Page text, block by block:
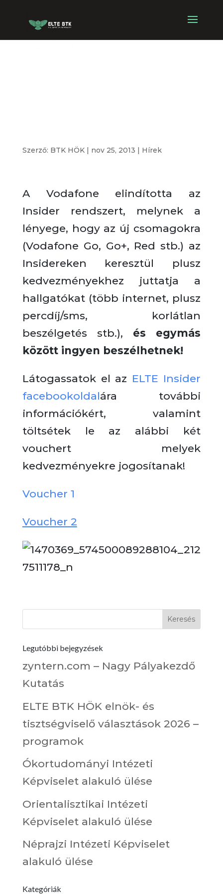
Szerző: BTK HÖK| nov 25, 2013 | Hírek
A Vodafone elindította az
Insider rendszert, melynek a
lényege, hogy az új csomagokra
(Vodafone Go, Go+, Red stb.) az
Insidereken keresztül plusz
kedvezményekhez juttatja a
hallgatókat (több internet, plusz
percdíj/sms, korlátlan
beszélgetés stb.), és egymás
között ingyen beszélhetnek!
Látogassatok el az ELTE Insider
facebookoldalára további
információkért, valamint
töltsétek le az alábbi két
vouchert melyek
kedvezményekre jogosítanak!
Voucher 1
Voucher 2
Legutóbbi bejegyzések
zyntern.com – Nagy Pályakezdő
Kutatás
ELTE BTK HÖK elnök- és
tisztségviselő választások 2026 –
programok
Ókortudományi Intézeti
Képviselet alakuló ülése
Orientalisztikai Intézeti
Képviselet alakuló ülése
Néprajzi Intézeti Képviselet
alakuló ülése
Kategóriák